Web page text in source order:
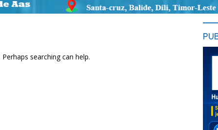
searching can help.